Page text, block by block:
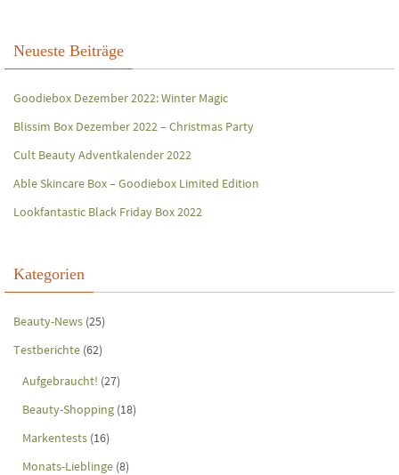
Neueste Beiträge
Goodiebox Dezember 2022: Winter Magic
Blissim Box Dezember 2022 – Christmas Party
Cult Beauty Adventkalender 2022
Able Skincare Box – Goodiebox Limited Edition
Lookfantastic Black Friday Box 2022
Kategorien
Beauty-News (25)
Testberichte (62)
Aufgebraucht! (27)
Beauty-Shopping (18)
Markentests (16)
Monats-Lieblinge (8)